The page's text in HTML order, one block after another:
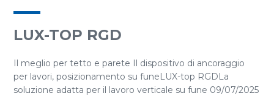
LUX-TOP RGD
Il meglio per tetto e parete Il dispositivo di ancoraggio
per lavori, posizionamento su funeLUX-top RGDLa
soluzione adatta per il lavoro verticale su fune 09/07/2025